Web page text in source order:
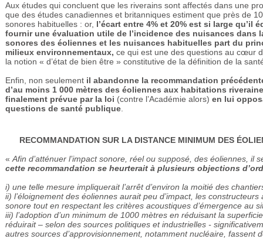
Aux études qui concluent que les riverains sont affectés dans une
que des études canadiennes et britanniques estiment que près de
sonores habituelles : or, l’écart entre 4% et 20% est si large
fournir une évaluation utile de l’incidence des nuisances dans
sonores des éoliennes et les nuisances habituelles part du
milieux environnementaux, ce qui est une des questions au cœur
la notion « d’état de bien être » constitutive de la définition de la
Enfin, non seulement il abandonne la recommandation
d’au moins 1 000 mètres des éoliennes aux habitations
finalement prévue par la loi (contre l’Académie alors) en lui
questions de santé publique
RECOMMANDATION SUR LA DISTANCE MINIMUM DES
« Afin d’atténuer l’impact sonore, réel ou supposé, des éoliennes,
cette recommandation se heurterait à plusieurs objections
i) une telle mesure impliquerait l’arrêt d’environ la moitié des
ii) l’éloignement des éoliennes aurait peu d’impact, les
sonore tout en respectant les critères acoustiques d’émergence au
iii) l’adoption d’un minimum de 1000 mètres en réduisant la
réduirait – selon des sources politiques et industrielles -
autres sources d’approvisionnement, notamment nucléaire, fassent